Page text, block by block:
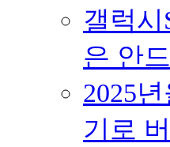
갤럭
은 안
2025
기로